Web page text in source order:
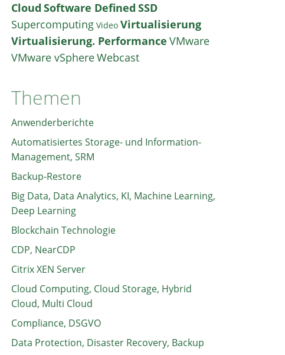
Cloud Software Defined SSD
Supercomputing Video Virtualisierung
Virtualisierung. Performance VMware
VMware vSphereWebcast
Themen
Anwenderberichte
Automatisiertes Storage- und Information-
Management, SRM
Backup-Restore
Big Data, Data Analytics, KI, Machine Learning,
Deep Learning
Blockchain Technologie
CDP, NearCDP
Citrix XEN Server
Cloud Computing, Cloud Storage, Hybrid
Cloud, Multi Cloud
Compliance, DSGVO
Data Protection, Disaster Recovery, Backup